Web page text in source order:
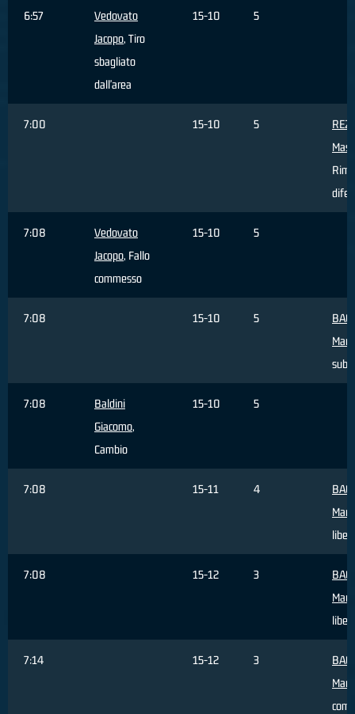
6:57
Vedovato
Jacopo, Tiro
sbagliato
dall'area
15-10 5
7:00 15-10 5
7:08
Vedovato
Jacopo, Fallo
commesso
15-10 5
7:08 15-10 5
7:08
Baldini
Giacomo,
Cambio
15-10 5
7:08 15-11 4
7:08 15-12 3
7:14 15-12 3